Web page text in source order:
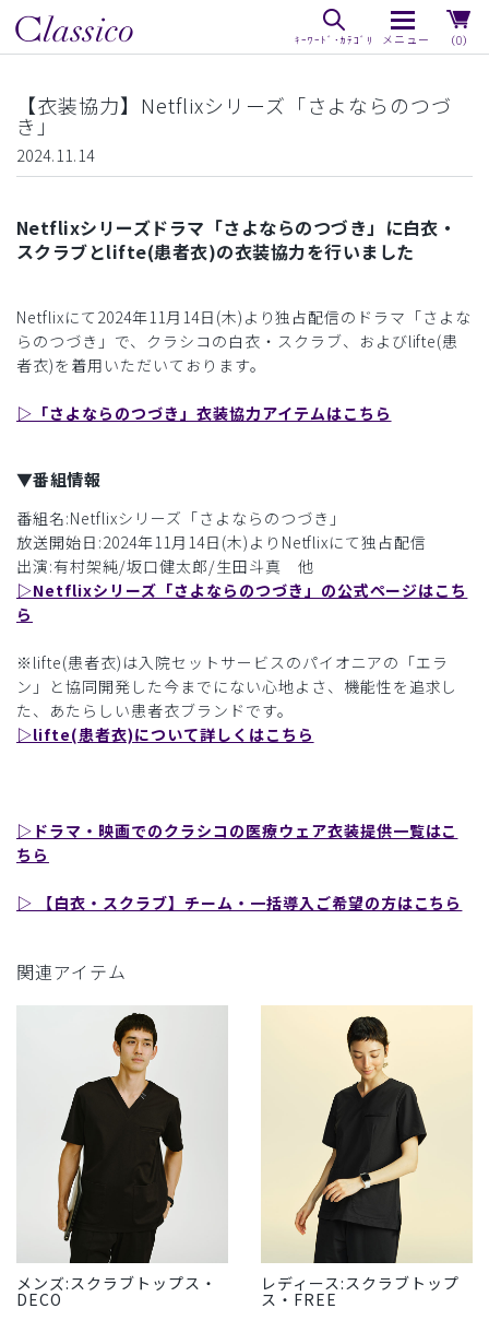
（0）
【衣装協力】Netflixシリーズ「さよならのつづ
き」
2024.11.14
Netflixシリーズドラマ「さよならのつづき」に白衣・
スクラブとlifte(患者衣)の衣装協力を行いました
Netflixにて2024年11月14日(木)より独占配信のドラマ「さよな
らのつづき」で、クラシコの白衣・スクラブ、およびlifte(患
者衣)を着用いただいております。
▷「さよならのつづき」衣装協力アイテムはこちら
▼番組情報
番組名:Netflixシリーズ「さよならのつづき」
放送開始日:2024年11月14日(木)よりNetflixにて独占配信
出演:有村架純/坂口健太郎/生田斗真 他
▷Netflixシリーズ「さよならのつづき」の公式ページはこち
ら
※lifte(患者衣)は入院セットサービスのパイオニアの「エラ
ン」と協同開発した今までにない心地よさ、機能性を追求し
た、あたらしい患者衣ブランドです。
▷lifte(患者衣)について詳しくはこちら
▷ドラマ・映画でのクラシコの医療ウェア衣装提供一覧はこ
ちら
▷ 【白衣・スクラブ】チーム・一括導入ご希望の方はこちら
関連アイテム
メンズ:スクラブトップス・
DECO
レディース:スクラブトップ
ス・FREE